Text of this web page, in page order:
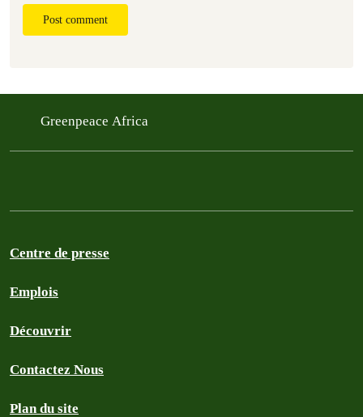
Post comment
Greenpeace Africa
Centre de presse
Emplois
Découvrir
Contactez Nous
Plan du site